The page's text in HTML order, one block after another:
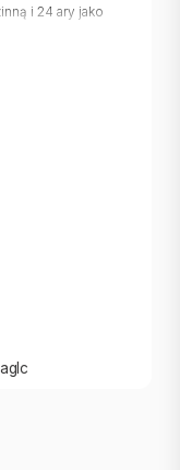
i 24 ary jako
drodze. Na
oraz ośrodek